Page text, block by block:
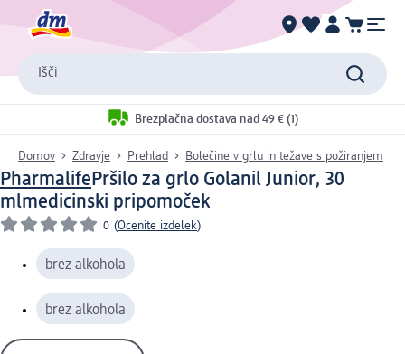
Išči
Brezplačna dostava nad 49 € (1)
Domov Zdravje Prehlad Bolečine v grlu in težave s požiranjem
PharmalifePršilo za grlo Golanil Junior, 30
mlmedicinski pripomoček
0 (Ocenite izdelek)
brez alkohola
brez alkohola